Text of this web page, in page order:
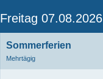
Freitag 07.08.2026
Sommerferien
Mehrtägig